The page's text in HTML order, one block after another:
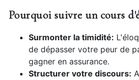
Pourquoi suivre un cours
Surmonter la timidité:
de dépasser votre peur de
gagner en assurance.
Structurer votre discours: